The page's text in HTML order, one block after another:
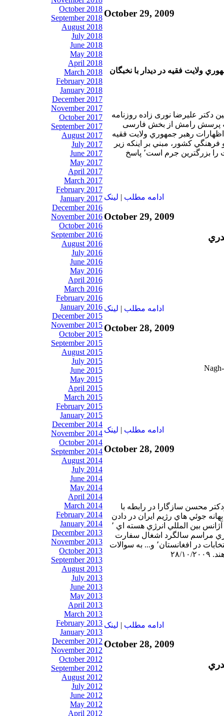
October 2018
September 2018
August 2018
July 2018
June 2018
May 2018
April 2018
March 2018
February 2018
January 2018
December 2017
November 2017
October 2017
September 2017
August 2017
July 2017
June 2017
May 2017
April 2017
March 2017
February 2017
January 2017
December 2016
November 2016
October 2016
September 2016
August 2016
July 2016
June 2016
May 2016
April 2016
March 2016
February 2016
January 2016
December 2015
November 2015
October 2015
September 2015
August 2015
July 2015
June 2015
May 2015
April 2015
March 2015
February 2015
January 2015
December 2014
November 2014
October 2014
September 2014
August 2014
July 2014
June 2014
May 2014
April 2014
March 2014
February 2014
January 2014
December 2013
November 2013
October 2013
September 2013
August 2013
July 2013
June 2013
May 2013
April 2013
March 2013
February 2013
January 2013
December 2012
November 2012
October 2012
September 2012
August 2012
July 2012
June 2012
May 2012
April 2012
October 29, 2009
ولايت فقيه در ديدار با نخبگان
دکتر عليرضا نوری زاده روزنامه
به پرسش رامش از بخش فارسی
رهبر جمهوري ولايت فقيه
فرهنگي كشور، مبني بر اينكه زير
سئوال بردن اصل انتخابات را بزرگترين جرم است٬ پاسخ
ادامه مطلب | لينک
October 29, 2009
ادامه مطلب | لينک
October 28, 2009
ادامه مطلب | لينک
October 28, 2009
محسن سازگارا در رابطه با
اي٬ ودلائل بهانه جوئي هاي رژيم ايران در دادن
پاسخ صريح به پيشنهادات آژانس بين المللي انرژي هسته اي ٬
مراسم ‌سالگرد اشغال سفارت
آمريكا٬ انفجارات اخير وانتخابات در افغانستان٬ و... به سوالات
ادامه مطلب | لينک
October 28, 2009